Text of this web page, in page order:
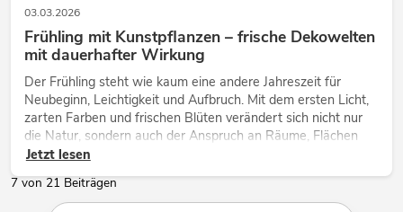
03.03.2026
Frühling mit Kunstpflanzen – frische Dekowelten
mit dauerhafter Wirkung
Der Frühling steht wie kaum eine andere Jahreszeit für
Neubeginn, Leichtigkeit und Aufbruch. Mit dem ersten Licht,
zarten Farben und frischen Blüten verändert sich nicht nur
die Natur, sondern auch der Anspruch an Räume, Flächen
und Inszenierungen.
Jetzt lesen
7 von 21 Beiträgen